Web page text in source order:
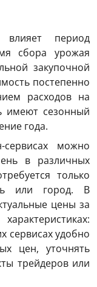
период
сбораурожая
закупочной
постепенно
расходов на
имеют сезонный
года.
сервисах можно
в различных
только
или город. В
ценыза
сервисах удобно
цен, уточнять
трейдеров или